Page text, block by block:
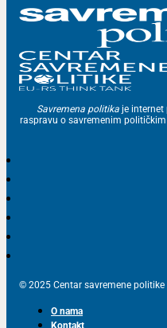
Savremena politika je internet
raspravu o savremenim
© 2025 Centar savremene
O nama
Kontakt